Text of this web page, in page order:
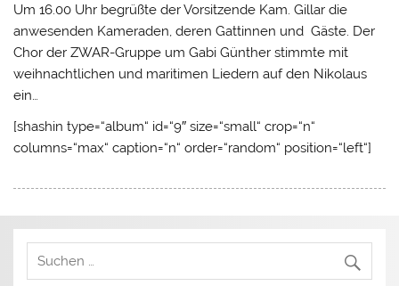
Um 16.00 Uhr begrüßte der Vorsitzende Kam. Gillar die
anwesenden Kameraden, deren Gattinnen und Gäste. Der
Chor der ZWAR-Gruppe um Gabi Günther stimmte mit
weihnachtlichen und maritimen Liedern auf den Nikolaus
ein…
[shashin type=“album“ id=“9″ size=“small“ crop=“n“
columns=“max“ caption=“n“ order=“random“ position=“left“]